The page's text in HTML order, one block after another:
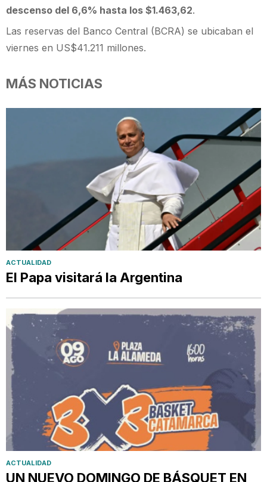
descenso del 6,6% hasta los $1.463,62.
Las reservas del Banco Central (BCRA) se ubicaban el
viernes en US$41.211 millones.
MÁS NOTICIAS
ACTUALIDAD
El Papa visitará la Argentina
ACTUALIDAD
UN NUEVO DOMINGO DE BÁSQUET EN